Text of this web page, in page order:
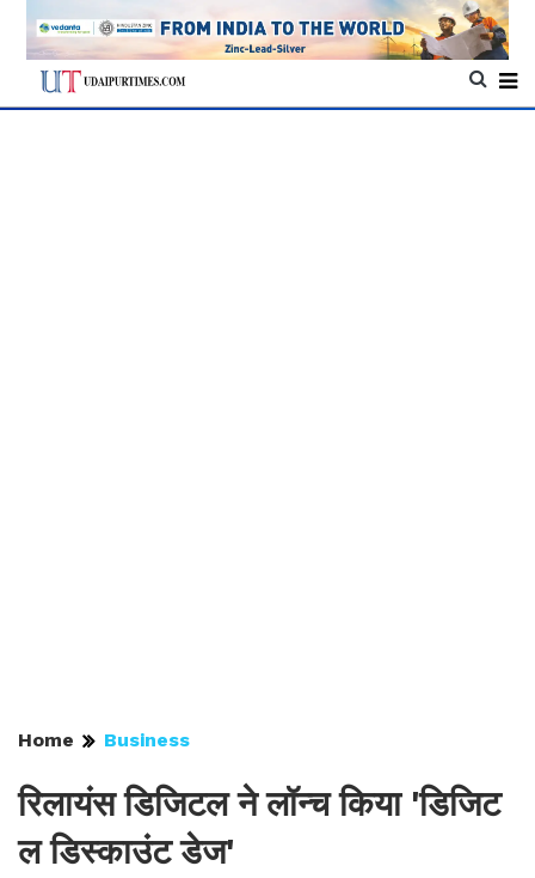
Home Business
रिलायंस डिजिटल ने लॉन्च किया 'डिजिट
ल डिस्काउंट डेज'